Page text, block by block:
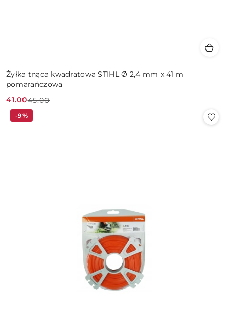
Żyłka tnąca kwadratowa STIHL Ø 2,4 mm x 41 m
pomarańczowa
Cena
promocyjna:
41.00
Cena
przed
45.00
-9%